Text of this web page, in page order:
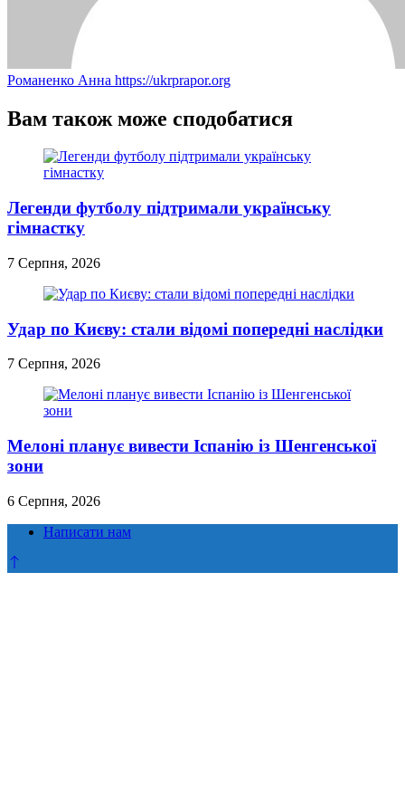
Романенко Анна https://ukrprapor.org
Вам також може сподобатися
Легенди футболу підтримали українську
гімнастку
7 Серпня, 2026
Удар по Києву: стали відомі попередні наслідки
7 Серпня, 2026
Мелоні планує вивести Іспанію із Шенгенської
зони
6 Серпня, 2026
Написати нам
Прокрутка
до